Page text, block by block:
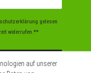
gelesen
widerrufen.**
auf unserer